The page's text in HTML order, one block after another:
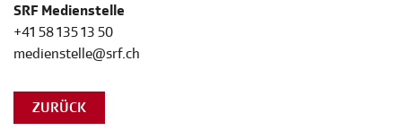
SRF Medienstelle
+41 58 135 13 50
medienstelle@srf.ch
ZURÜCK